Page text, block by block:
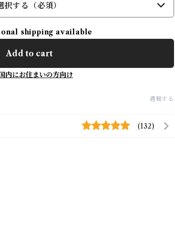
択する（必須）
shipping available
Add to cart
内にお住まいの方向け
通報する
(132)